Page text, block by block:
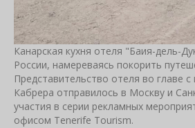
Канарская кухня отеля "Баия-дель-
России, намереваясь покорить
Представительство отеля во главе
Кабрера отправилось в Москву и
участия в серии рекламных
офисом Tenerife Tourism.